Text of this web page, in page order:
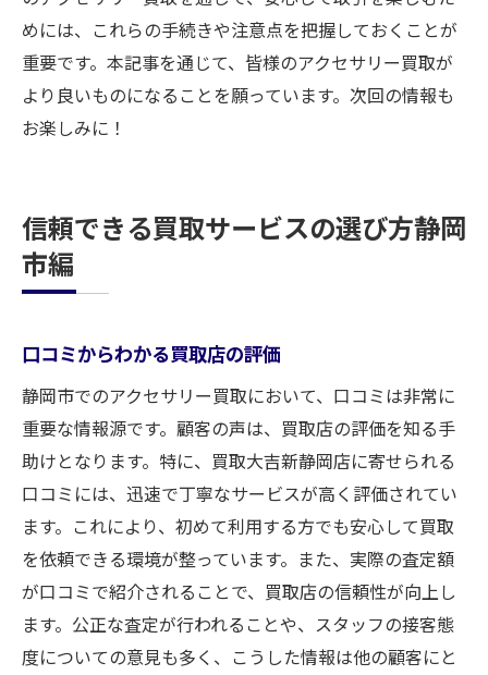
めには、これらの手続きや注意点を把握しておくことが
重要です。本記事を通じて、皆様のアクセサリー買取が
より良いものになることを願っています。次回の情報も
お楽しみに！
信頼できる買取サービスの選び方静岡
市編
口コミからわかる買取店の評価
静岡市でのアクセサリー買取において、口コミは非常に
重要な情報源です。顧客の声は、買取店の評価を知る手
助けとなります。特に、買取大吉新静岡店に寄せられる
口コミには、迅速で丁寧なサービスが高く評価されてい
ます。これにより、初めて利用する方でも安心して買取
を依頼できる環境が整っています。また、実際の査定額
が口コミで紹介されることで、買取店の信頼性が向上し
ます。公正な査定が行われることや、スタッフの接客態
度についての意見も多く、こうした情報は他の顧客にと